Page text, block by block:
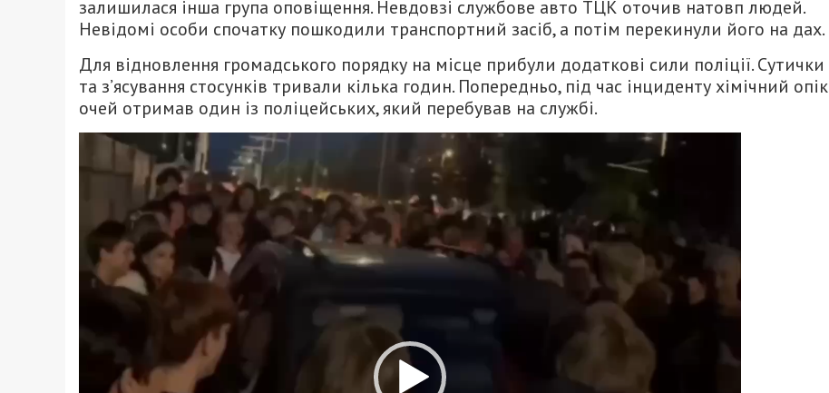
залишилася інша група оповіщення. Невдовзі службове авто ТЦК оточив натовп людей.
Невідомі особи спочатку пошкодили транспортний засіб, а потім перекинули його на дах.
Для відновлення громадського порядку на місце прибули додаткові сили поліції. Сутички
та з’ясування стосунків тривали кілька годин. Попередньо, під час інциденту хімічний опік
очей отримав один із поліцейських, який перебував на службі.
Відеопрогравач